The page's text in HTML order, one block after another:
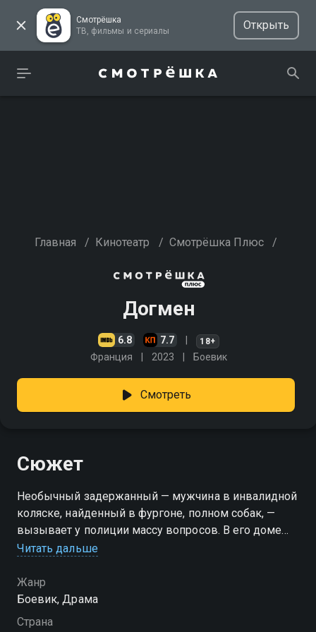
Смотрёшка
ТВ, фильмы и сериалы
Открыть
Главная / Кинотеатр / Смотрёшка Плюс /
Догмен
6.8 7.7 18+
Франция 2023 Боевик
Смотреть
Сюжет
Необычный задержанный — мужчина в инвалидной
коляске, найденный в фургоне, полном собак, —
вызывает у полиции массу вопросов. В его доме
обнаружены тела, а мотивы поступков окутаны
криминальному психиатру. Во время допроса
мужчина без сопротивления делится
воспоминаниями: в детстве отец запирал его в
Читать дальше
Жанр
Боевик, Драма
Страна